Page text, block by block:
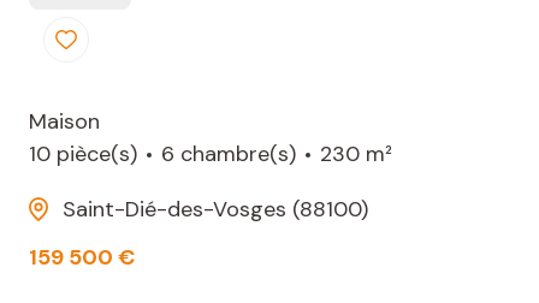
Maison
10 pièce(s)
6 chambre(s)
230 m²
Saint-Dié-des-Vosges (88100)
159 500 €